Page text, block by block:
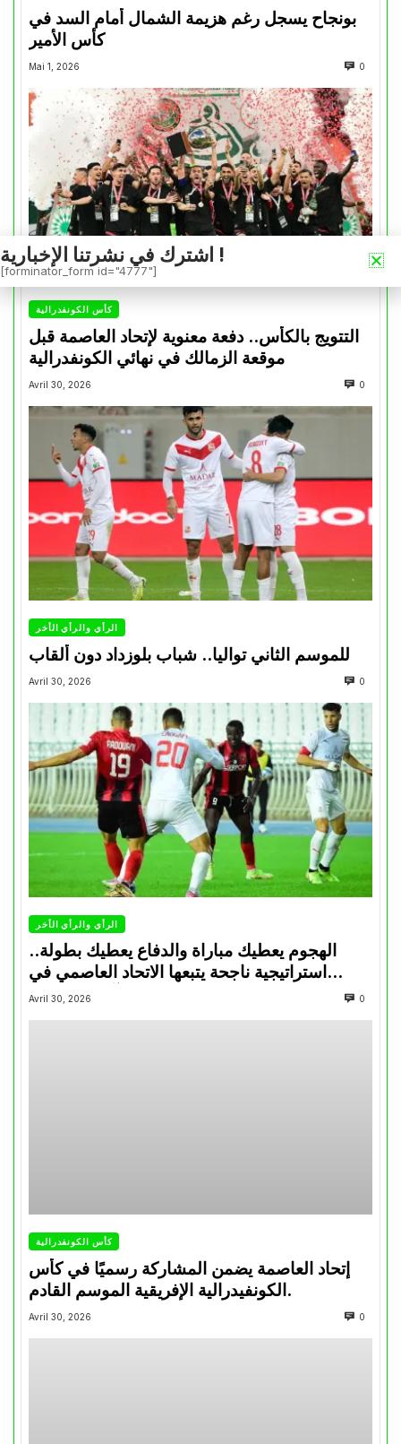
بونجاح يسجل رغم هزيمة الشمال أمام السد في
كأس الأمير
Mai 1, 2026 0
كأس الكونفدرالية
التتويج بالكأس.. دفعة معنوية لإتحاد العاصمة قبل
موقعة الزمالك في نهائي الكونفدرالية
Avril 30, 2026 0
الرأي والرأي الأخر
للموسم الثاني تواليا.. شباب بلوزداد دون ألقاب
Avril 30, 2026 0
الرأي والرأي الأخر
الهجوم يعطيك مباراة والدفاع يعطيك بطولة..
استراتيجية ناجحة يتبعها الاتحاد العاصمي في
تتويجاته آخر السنوات
Avril 30, 2026 0
كأس الكونفدرالية
إتحاد العاصمة يضمن المشاركة رسميًا في كأس
الكونفيدرالية الإفريقية الموسم القادم.
Avril 30, 2026 0
اشترك في نشرتنا الإخبارية !
[forminator_form id="4777"]